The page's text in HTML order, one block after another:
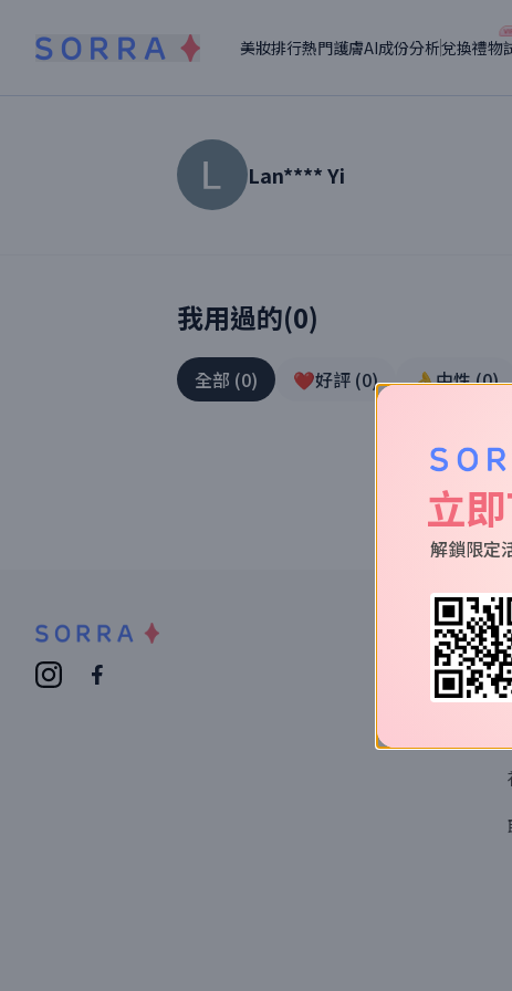
美妝排行熱門護膚AI成份分析兌換禮物
讀者【 Lan**** Yi 】美妝真實體驗
Lan**** Yi
我用過的(0)
全部 (0) ❤️好評 (0) 👌中性(0)
立
解鎖限定